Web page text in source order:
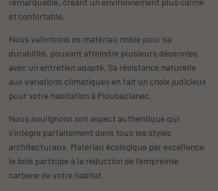
et confortable.
Nous valorisons ce matériau noble pour sa
durabilité, pouvant atteindre plusieurs décennies
avec un entretien adapté. Sa résistance naturelle
aux variations climatiques en fait un choix judicieux
pour votre habitation à Ploubazlanec.
Nous soulignons son aspect authentique qui
s'intègre parfaitement dans tous les styles
architecturaux. Matériau écologique par excellence,
le bois participe à la réduction de l'empreinte
carbone de votre habitat.